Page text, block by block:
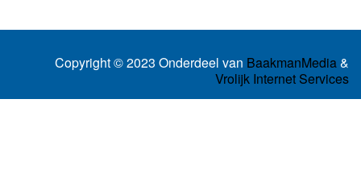
Copyright © 2023 Onderdeel van BaakmanMedia&
Vrolijk Internet Services